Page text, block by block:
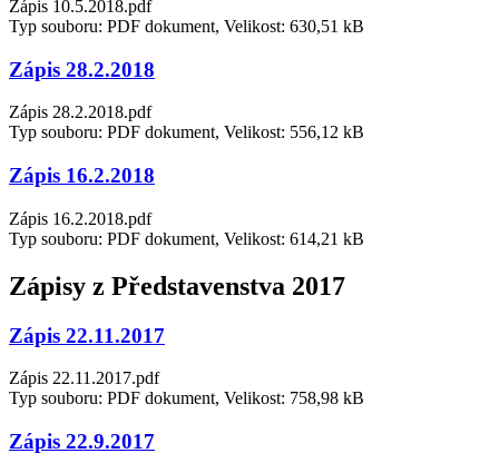
Zápis 10.5.2018.pdf
Typ souboru: PDF dokument, Velikost: 630,51 kB
Zápis 28.2.2018
Zápis 28.2.2018.pdf
Typ souboru: PDF dokument, Velikost: 556,12 kB
Zápis 16.2.2018
Zápis 16.2.2018.pdf
Typ souboru: PDF dokument, Velikost: 614,21 kB
Zápisy z Představenstva 2017
Zápis 22.11.2017
Zápis 22.11.2017.pdf
Typ souboru: PDF dokument, Velikost: 758,98 kB
Zápis 22.9.2017